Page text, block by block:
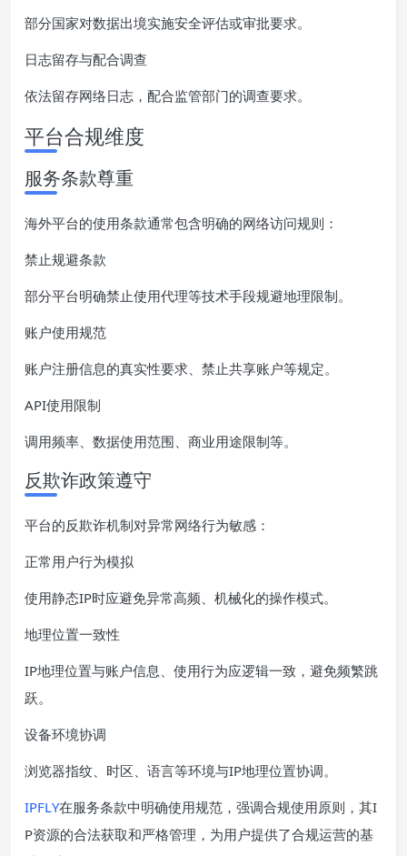
部分国家对数据出境实施安全评估或审批要求。
日志留存与配合调查
依法留存网络日志，配合监管部门的调查要求。
平台合规维度
服务条款尊重
海外平台的使用条款通常包含明确的网络访问规则：
禁止规避条款
部分平台明确禁止使用代理等技术手段规避地理限制。
账户使用规范
账户注册信息的真实性要求、禁止共享账户等规定。
API使用限制
调用频率、数据使用范围、商业用途限制等。
反欺诈政策遵守
平台的反欺诈机制对异常网络行为敏感：
正常用户行为模拟
使用静态IP时应避免异常高频、机械化的操作模式。
地理位置一致性
IP地理位置与账户信息、使用行为应逻辑一致，避免频繁跳
跃。
设备环境协调
浏览器指纹、时区、语言等环境与IP地理位置协调。
IPFLY在服务条款中明确使用规范，强调合规使用原则，其I
P资源的合法获取和严格管理，为用户提供了合规运营的基